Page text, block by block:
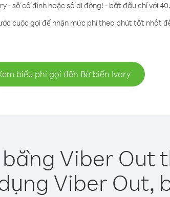
- số cố định hoặc số di động! - bắt đầu chỉ với
cuộc gọi để nhận mức phí theo phút tốt nhất
biểu phí gọi đến Bờ biển Ivory
Viber Out
Viber Out,